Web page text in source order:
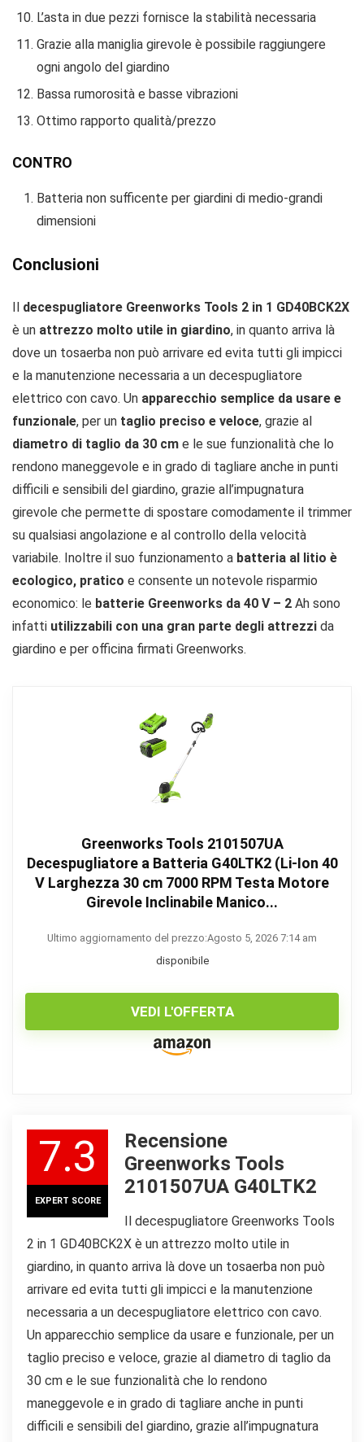
L’asta in due pezzi fornisce la stabilità necessaria
Grazie alla maniglia girevole è possibile raggiungere
ogni angolo del giardino
Bassa rumorosità e basse vibrazioni
Ottimo rapporto qualità/prezzo
CONTRO
Batteria non sufficente per giardini di medio-grandi
dimensioni
Conclusioni
decespugliatore Greenworks Tools 2 in 1 GD40BCK2X
è un attrezzo molto utile in giardino, in quanto arriva là
dove un tosaerba non può arrivare ed evita tutti gli impicci
e la manutenzione necessaria a un decespugliatore
elettrico con cavo. Un apparecchio semplice da usare e
funzionale, per un taglio preciso e veloce, grazie al
diametro di taglio da 30 cm e le sue funzionalità che lo
rendono maneggevole e in grado di tagliare anche in punti
difficili e sensibili del giardino, grazie all’impugnatura
girevole che permette di spostare comodamente il trimmer
su qualsiasi angolazione e al controllo della velocità
variabile. Inoltre il suo funzionamento a batteria al litio è
ecologico, pratico e consente un notevole risparmio
economico: le batterie Greenworks da 40 V – 2 Ah sono
infatti utilizzabili con una gran parte degli attrezzi da
giardino e per officina firmati Greenworks.
Greenworks Tools 2101507UA
Decespugliatore a Batteria G40LTK2 (Li-Ion 40
V Larghezza 30 cm 7000 RPM Testa Motore
Girevole Inclinabile Manico...
Ultimo aggiornamento del prezzo:Agosto 5, 2026 7:14 am
disponibile
VEDI L'OFFERTA
7.3
EXPERT SCORE
Recensione
Greenworks Tools
2101507UA G40LTK2
Il decespugliatore Greenworks Tools
2 in 1 GD40BCK2X è un attrezzo molto utile in
giardino, in quanto arriva là dove un tosaerba non può
arrivare ed evita tutti gli impicci e la manutenzione
necessaria a un decespugliatore elettrico con cavo.
Un apparecchio semplice da usare e funzionale, per un
taglio preciso e veloce, grazie al diametro di taglio da
30 cm e le sue funzionalità che lo rendono
maneggevole e in grado di tagliare anche in punti
difficili e sensibili del giardino, grazie all’impugnatura